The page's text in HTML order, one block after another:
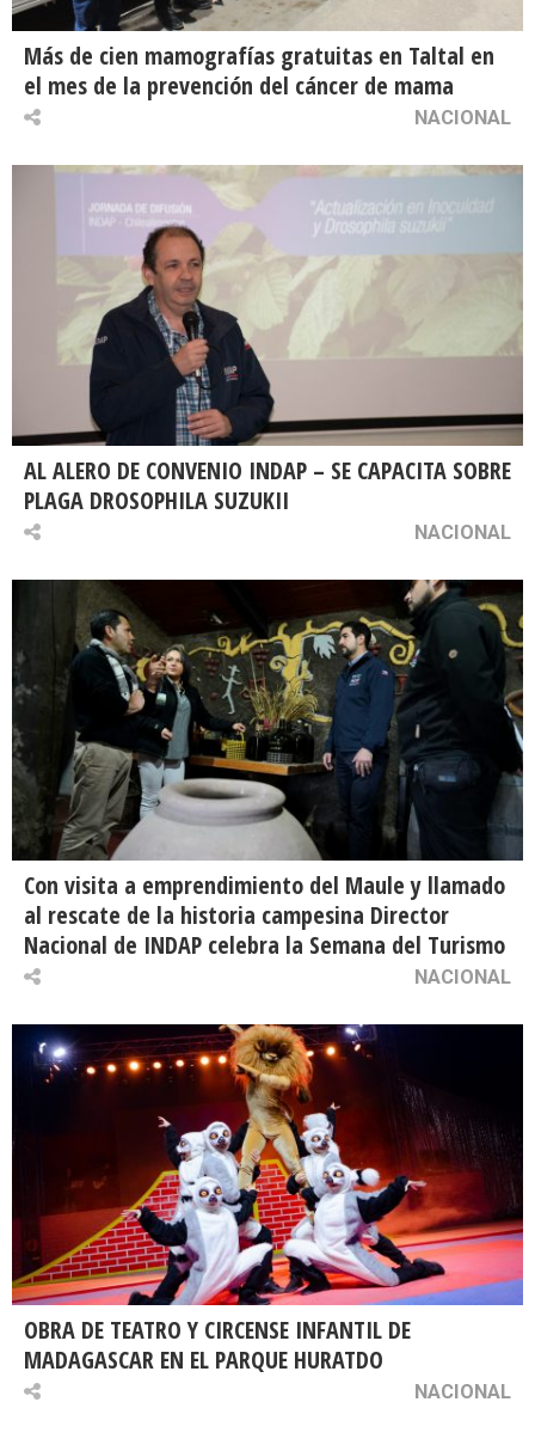
Más de cien mamografías gratuitas en Taltal en
el mes de la prevención del cáncer de mama
NACIONAL
AL ALERO DE CONVENIO INDAP – SE CAPACITA SOBRE
PLAGA DROSOPHILA SUZUKII
NACIONAL
Con visita a emprendimiento del Maule y llamado
al rescate de la historia campesina Director
Nacional de INDAP celebra la Semana del Turismo
NACIONAL
OBRA DE TEATRO Y CIRCENSE INFANTIL DE
MADAGASCAR EN EL PARQUE HURATDO
NACIONAL